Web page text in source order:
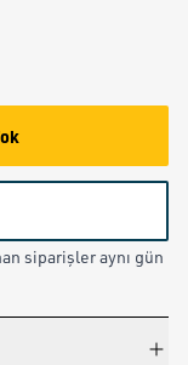
siparişler aynı gün